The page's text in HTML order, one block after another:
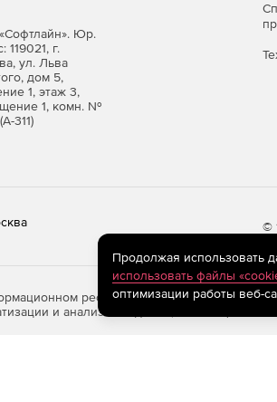
Юр.
119021, г.
ул. Льва
дом 5,
1, этаж 3,
1, комн. №
311)
©
ресурсе store.softline.ru
и анализа сведений, относящихся
Продолжая использовать
использовать файлы
оптимизации работы веб-